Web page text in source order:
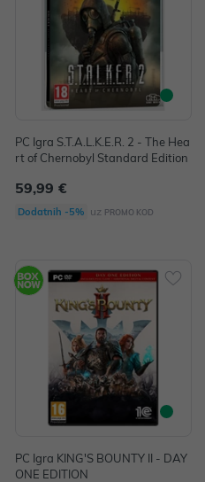
PC Igra S.T.A.L.K.E.R. 2 - The Hea
rt of Chernobyl Standard Edition
59,99 €
Dodatnih -5% uz PROMO KOD
PC Igra KING'S BOUNTY II - DAY
ONE EDITION